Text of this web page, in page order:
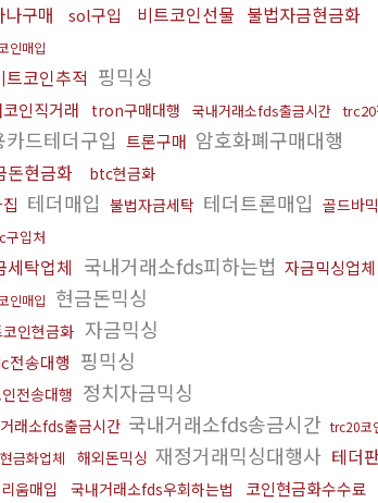
나구매 sol구입 비트코인선물 불법자금현금화
인매입
트코인추적 핑믹싱
인직거래 tron구매대행 국내거래소fds출금시간 trc20
카드테더구입 트론구매 암호화폐구매대행
돈현금화 btc현금화
테더매입 불법자금세탁 테더트론매입 골드바
입처
세탁업체 국내거래소fds피하는법 자금믹싱업체
인매입 현금돈믹싱
코인현금화 자금믹싱
전송대행 핑믹싱
전송대행 정치자금믹싱
래소fds출금시간 국내거래소fds송금시간 trc20코
금화업체
해외돈믹싱 재정거래믹싱대행사 테더
움매입 국내거래소fds우회하는법 코인현금화수수료